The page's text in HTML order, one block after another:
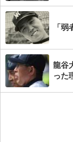
「
龍谷
った